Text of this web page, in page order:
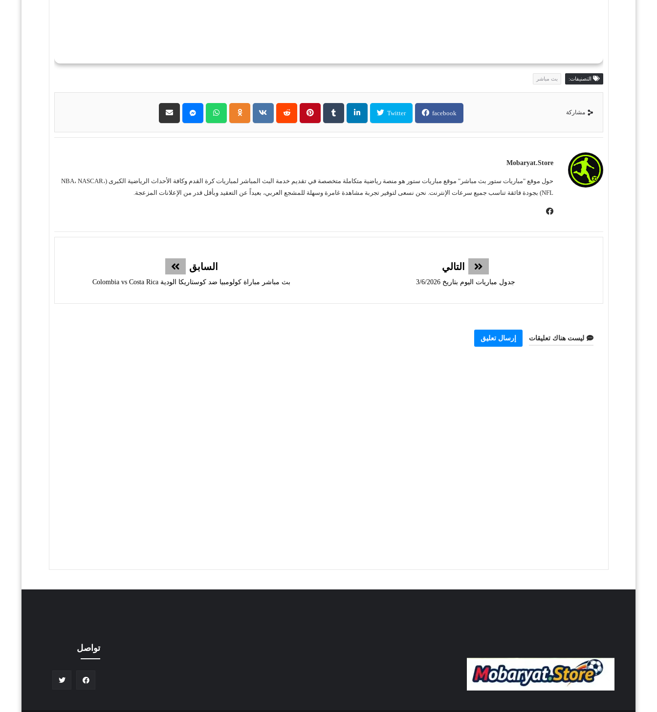
التصنيفات: بث مباشر
مشاركة facebook
Twitter
Mobaryat.store
حول موقع "مباريات ستور بث مباشر" موقع مباريات ستور هو منصة رياضية متكاملة متخصصة في تقديم خدمة البث المباشر لمباريات كرة القدم وكافة الأحداث الرياضية الكبرى (NBA، NASCAR،
NFL) بجودة فائقة تناسب جميع سرعات الإنترنت. نحن نسعى لتوفير تجربة مشاهدة غامرة وسهلة للمشجع العربي، بعيداً عن التعقيد وبأقل قدر من الإعلانات المزعجة.
التالي
جدول مباريات اليوم بتاريخ 3/6/2026
السابق
بث مباشر مباراة كولومبيا ضد كوستاريكا الودية Colombia vs Costa Rica
ليست هناك تعليقات إرسال تعليق
تواصل